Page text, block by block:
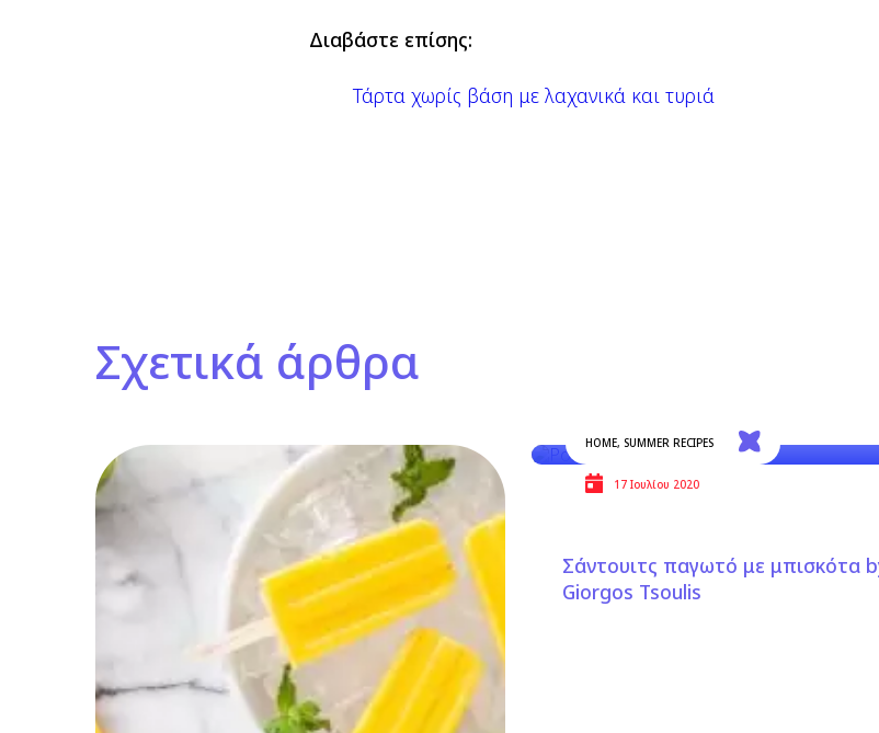
Διαβάστε επίσης:
Τάρτα χωρίς βάση με λαχανικά και τυριά
Σχετικά άρθρα
HOME, SUMMER RECIPES
17 Ιουλίου 2020
Σάντουιτς παγωτό με μπισκότα
Giorgos Tsoulis